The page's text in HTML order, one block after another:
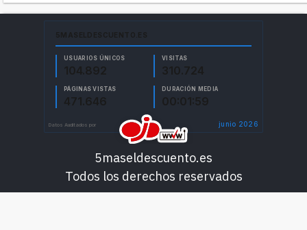
5maseldescuento.es
Todos los derechos reservados